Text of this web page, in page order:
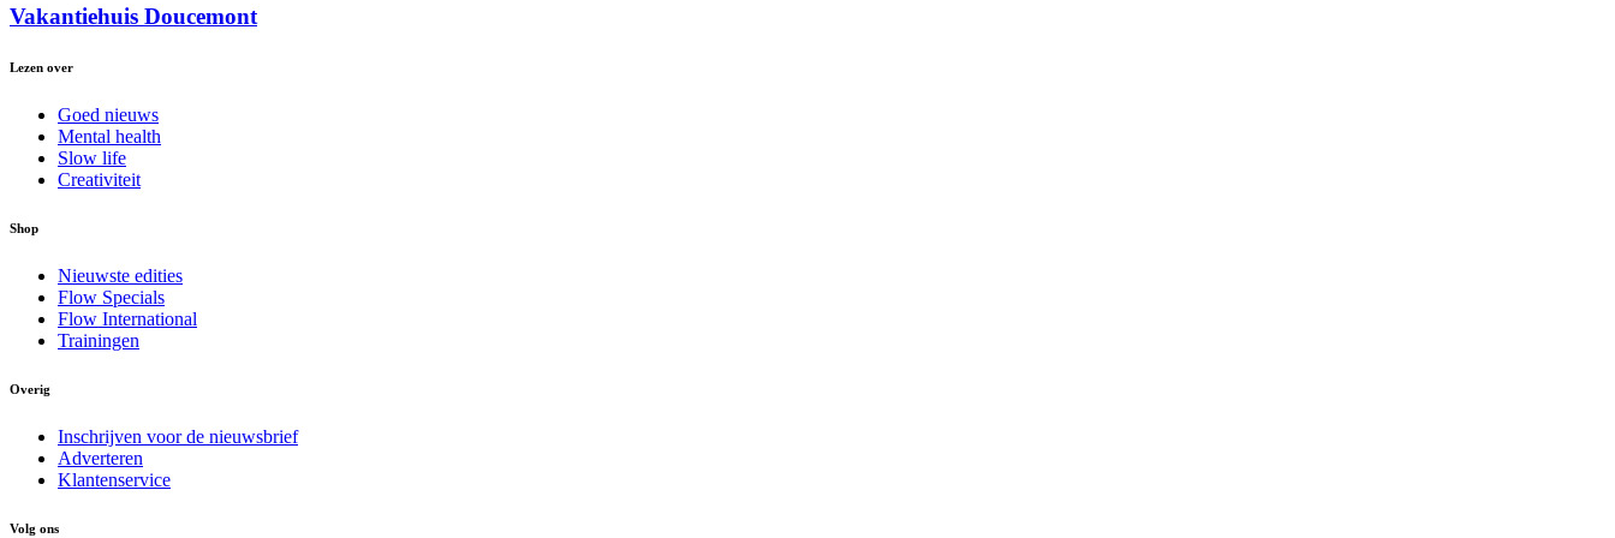
Vakantiehuis Doucemont
Lezen over
Goed nieuws
Mental health
Slow life
Creativiteit
Shop
Nieuwste edities
Flow Specials
Flow International
Trainingen
Overig
Inschrijven voor de nieuwsbrief
Adverteren
Klantenservice
Volg ons